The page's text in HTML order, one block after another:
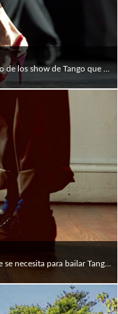
en la mayoría
automáticos
en efectivo en las
las tarjetas
Son la mejor
tienen instrucciones
muy bajos,
alta. Los
a permitir grandes
(El Calafate
centros
en
es el peso
de 500, 1.000,
empresas
Disfrute de un momento inolvidable asistiendo a uno de los show de Tango que Buenos Aires ofrece todas las noches. Allí encontrará las clásicas orquestas que recrean los estilos originales con ritmos melancólicos que recuerdan a las de los años cuarenta. Este show puede completarse con una típica comida, servida con los mejores vinos y excelente servicio y atmósfera. Las impresionantes letras, que ostentan la más auténtica poesía de la ciudad, son interpretadas por destacados cantantes. El show cuenta así con muchos artistas profesionales: músicos, bailarines y cantantes de primer nivel se funden para ofrecer un show inolvidable. Horarios: 8 pm (Cena-Show) y 9 pm (sólo Show)
Dos personas, un abrazo y una pasión es todo lo que se necesita para bailar Tango esta popular danza del Rio de la Plata que cautiva al mundo entero con sus figuras, su música y su pasión. Para saber más de este mundo la propuesta es tomar una clase privada de Tango de la mano de expertos profesores que no sólo enseñarán los pasos básicos, sino que además contarán las características del género. Una hora a disposición con un instructor de Tango para aprender los fundamentos básicos de esta danza que enamora a gente de todo el mundo. Se puede elegir tomar la clase en el centro de la ciudad, en Palermo o en un espacio propio. Durante la clase se aprenderán los pasos básicos y algunos de los códigos del Tango.